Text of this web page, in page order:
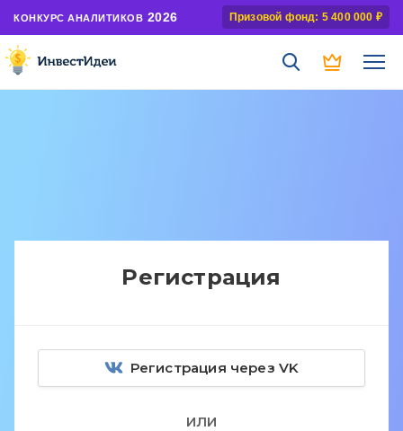
КОНКУРС АНАЛИТИКОВ 2026 Призовой фонд: 5 400 000 ₽
Регистрация
Регистрация через VK
ИЛИ